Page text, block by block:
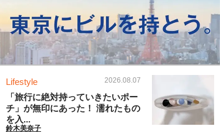
Lifestyle 2026.08.07
「旅行に絶対持っていきたいポー
チ」が無印にあった！ 濡れたもの
を入...
鈴木美奈子